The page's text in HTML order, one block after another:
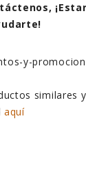
similares
aquí